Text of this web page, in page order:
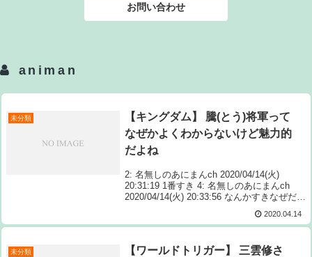
お問い合わせ
animan
未分類
【キングダム】 騰(とう)将軍って
なぜかよくわからないけど魅力的
だよね
2: 名無しのあにまんch 2020/04/14(火)
20:31:19 1番すき 4: 名無しのあにまんch
2020/04/14(火) 20:33:56 なんかすきなぜだろ
2020.04.14
未分類
【ワールドトリガー】 三雲修さ